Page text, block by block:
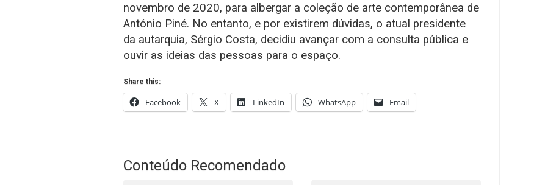
novembro de 2020, para albergar a coleção de arte contemporânea de
António Piné. No entanto, e por existirem dúvidas, o atual presidente
da autarquia, Sérgio Costa, decidiu avançar com a consulta pública e
ouvir as ideias das pessoas para o espaço.
Share this:
Facebook X LinkedIn WhatsApp Email
Conteúdo Recomendado